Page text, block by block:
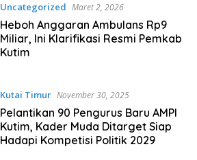
Uncategorized Maret 2, 2026
Heboh Anggaran Ambulans Rp9
Miliar, Ini Klarifikasi Resmi Pemkab
Kutim
Kutai Timur November 30, 2025
Pelantikan 90 Pengurus Baru AMPI
Kutim, Kader Muda Ditarget Siap
Hadapi Kompetisi Politik 2029